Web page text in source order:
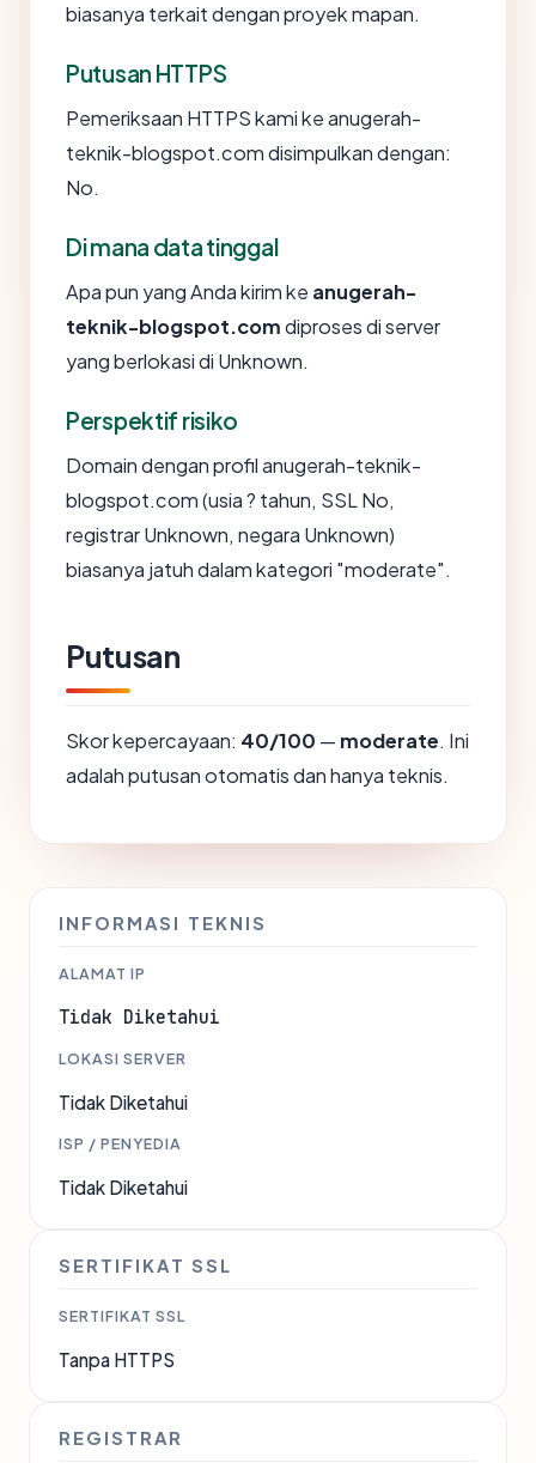
biasanya terkait dengan proyek mapan.
Putusan HTTPS
Pemeriksaan HTTPS kami ke anugerah-
teknik-blogspot.com disimpulkan dengan:
No.
Di mana data tinggal
Apa pun yang Anda kirim ke anugerah-
teknik-blogspot.comdiproses di server
yang berlokasi di Unknown.
Perspektif risiko
Domain dengan profil anugerah-teknik-
blogspot.com (usia ? tahun, SSL No,
registrar Unknown, negara Unknown)
biasanya jatuh dalam kategori "moderate".
Putusan
Skor kepercayaan: 40/100 — moderate. Ini
adalah putusan otomatis dan hanya teknis.
INFORMASI TEKNIS
ALAMAT IP
Tidak Diketahui
LOKASI SERVER
Tidak Diketahui
ISP / PENYEDIA
Tidak Diketahui
SERTIFIKAT SSL
SERTIFIKAT SSL
Tanpa HTTPS
REGISTRAR